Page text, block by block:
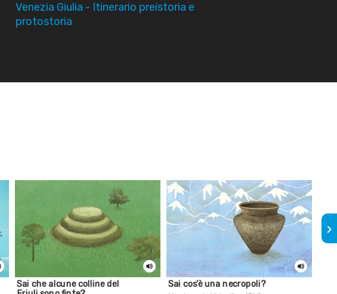
Venezia Giulia - Itinerario preistoria e
protostoria
Sai che alcune colline del
Sai cos’è una necropoli?
keyboard_arrow_right